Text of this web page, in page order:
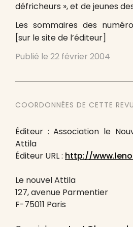
défricheurs », et de jeunes
Les sommaires des
[sur le site de l’éditeur]
Publié le 22 février 2004
COORDONNÉES DE CETTE
Éditeur : Association le
Attila
Éditeur URL : http://
Le nouvel Attila
127, avenue Parmentier
F-75011 Paris